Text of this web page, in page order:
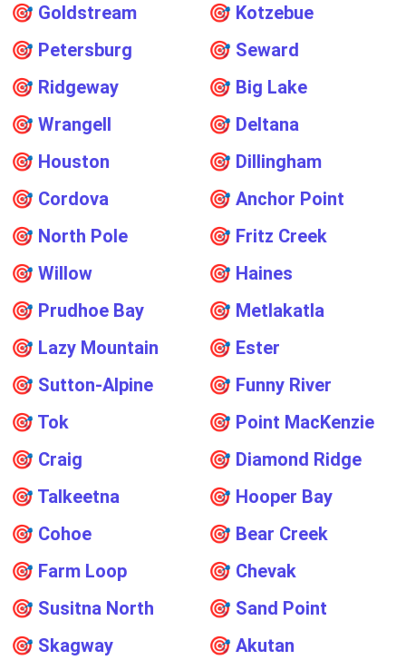
🎯 Goldstream 🎯 Kotzebue
🎯 Petersburg 🎯 Seward
🎯 Ridgeway 🎯 Big Lake
🎯 Wrangell 🎯 Deltana
🎯 Houston 🎯 Dillingham
🎯 Cordova 🎯 Anchor Point
🎯 North Pole 🎯 Fritz Creek
🎯 Willow 🎯 Haines
🎯 Prudhoe Bay 🎯 Metlakatla
🎯 Lazy Mountain 🎯 Ester
🎯 Sutton-Alpine 🎯 Funny River
🎯 Tok 🎯 Point MacKenzie
🎯 Craig 🎯 Diamond Ridge
🎯 Talkeetna 🎯 Hooper Bay
🎯 Cohoe 🎯 Bear Creek
🎯 Farm Loop 🎯 Chevak
🎯 Susitna North 🎯 Sand Point
🎯 Skagway 🎯 Akutan